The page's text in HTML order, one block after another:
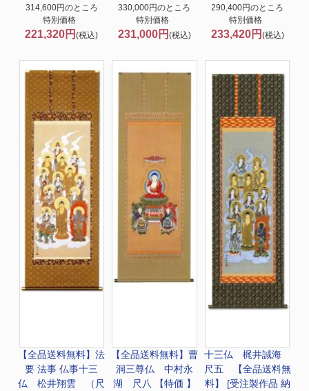
314,600円のところ
特別価格
221,320円(税込)
330,000円のところ
特別価格
231,000円 (税込)
290,400円のところ
特別価格
233,420円 (税込)
【全品送料無料】法
要 法事 仏事十三
仏 松井翔雲 （尺
【全品送料無料】 曹
洞三尊仏 中村永
湖 尺八 【特価 】
十三仏 梶井誠海
尺五 【全品送料無
料】 [受注製作品 納